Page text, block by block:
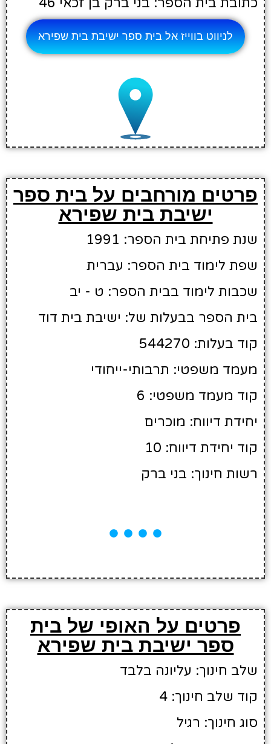
לניווט בווייז אל בית ספר ישיבת בית שפירא
פרטים מורחבים על בית ספר
ישיבת בית שפירא
שנת פתיחת בית הספר: 1991
שפת לימוד בית הספר: עברית
שכבות לימוד בבית הספר: ט - יב
בית הספר בבעלות של: ישיבת בית דוד
קוד בעלות: 544270
מעמד משפטי: תרבותי-ייחודי
קוד מעמד משפטי: 6
יחידת דיווח: מוכרים
קוד יחידת דיווח: 10
רשות חינוך: בני ברק
פרטים על האופי של בית
ספר ישיבת בית שפירא
שלב חינוך: עליונה בלבד
קוד שלב חינוך: 4
סוג חינוך: רגיל